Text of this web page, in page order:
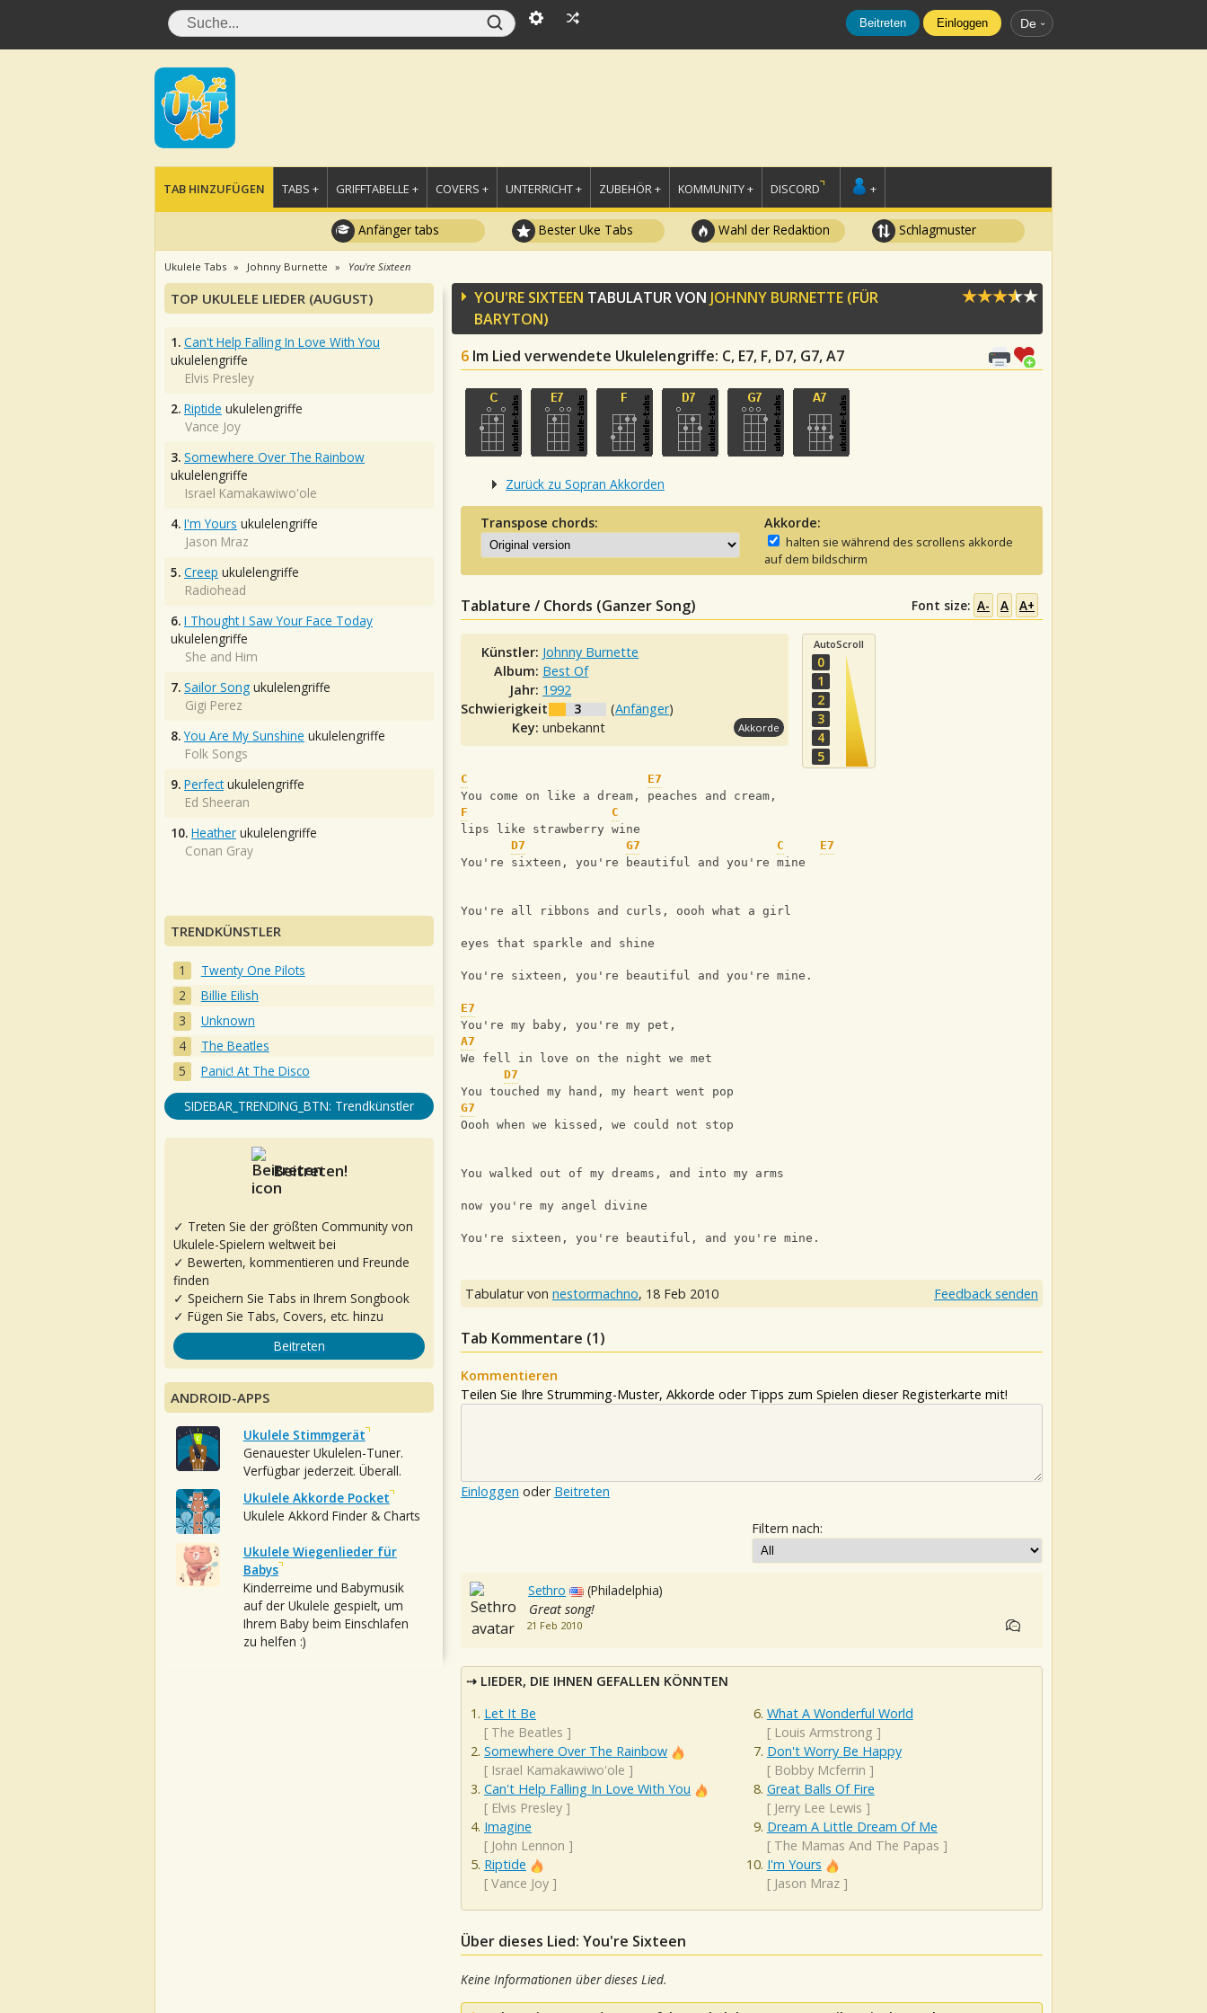
Beitreten Einloggen De
TAB HINZUFÜGEN TABS + GRIFFTABELLE + COVERS + UNTERRICHT + ZUBEHÖR + KOMMUNITY + DISCORD +
Anfänger tabs Bester Uke Tabs Wahl der Redaktion Schlagmuster
Ukulele Tabs Johnny Burnette You're Sixteen
YOU'RE SIXTEEN TABULATUR VON JOHNNY BURNETTE (FÜR
BARYTON)
6 Im Lied verwendete Ukulelengriffe: C, E7, F, D7, G7, A7
Zurück zu Sopran Akkorden
Transpose chords: Akkorde:
halten sie während des scrollens akkorde
auf dem bildschirm
Tablature / Chords (Ganzer Song) Font size: A- A A+
Künstler: Johnny Burnette
Album: Best Of
Jahr: 1992
Schwierigkeit:
3 (Anfänger)
Key:unbekannt Akkorde
AutoScroll
0
1
2
3
4
5
C
E7
You come on like a dream, peaches and cream,
F
C
lips like strawberry wine
D7
G7 C
E7
You're sixteen, you're beautiful and you're mine
You're all ribbons and curls, oooh what a girl
eyes that sparkle and shine
You're sixteen, you're beautiful and you're mine.
E7
You're my baby, you're my pet,
A7
We fell in love on the night we met
D7
You touched my hand, my heart went pop
G7
Oooh when we kissed, we could not stop
You walked out of my dreams, and into my arms
now you're my angel divine
You're sixteen, you're beautiful, and you're mine.
Tabulatur von nestormachno, 18 Feb 2010 Feedback senden
Tab Kommentare (1)
Kommentieren
Teilen Sie Ihre Strumming-Muster, Akkorde oder Tipps zum Spielen dieser Registerkarte mit!
Einloggen oder Beitreten
Filtern nach:
Sethro
(Philadelphia)
Great song!
21 Feb 2010
LIEDER, DIE IHNEN GEFALLEN KÖNNTEN
Let It Be
[ The Beatles ]
Somewhere Over The Rainbow
[ Israel Kamakawiwo'ole ]
Can't Help Falling In Love With You
[ Elvis Presley ]
Imagine
[ John Lennon ]
Riptide
[ Vance Joy ]
What A Wonderful World
[ Louis Armstrong ]
Don't Worry Be Happy
[ Bobby Mcferrin ]
Great Balls Of Fire
[ Jerry Lee Lewis ]
Dream A Little Dream Of Me
[ The Mamas And The Papas ]
I'm Yours
[ Jason Mraz]
Über dieses Lied: You're Sixteen
Keine Informationen über dieses Lied.
TOP UKULELE LIEDER (AUGUST)
1. Can't Help Falling In Love With You
ukulelengriffe
Elvis Presley
2. Riptide ukulelengriffe
Vance Joy
3. Somewhere Over The Rainbow
ukulelengriffe
Israel Kamakawiwo'ole
4. I'm Yours ukulelengriffe
Jason Mraz
5. Creep ukulelengriffe
Radiohead
6. I Thought I Saw Your Face Today
ukulelengriffe
She and Him
7. Sailor Song ukulelengriffe
Gigi Perez
8. You Are My Sunshine ukulelengriffe
Folk Songs
9. Perfectukulelengriffe
Ed Sheeran
10. Heather ukulelengriffe
Conan Gray
TRENDKÜNSTLER
Twenty One Pilots
Billie Eilish
Unknown
The Beatles
Panic! At The Disco
SIDEBAR_TRENDING_BTN: Trendkünstler
Beitreten!
✓ Treten Sie der größten Community von
Ukulele-Spielern weltweit bei
✓ Bewerten, kommentieren und Freunde
finden
✓ Speichern Sie Tabs in Ihrem Songbook
✓ Fügen Sie Tabs, Covers, etc. hinzu
Beitreten
ANDROID-APPS
Ukulele Stimmgerät
Genauester Ukulelen-Tuner.
Verfügbar jederzeit. Überall.
Ukulele Akkorde Pocket
Ukulele Akkord Finder & Charts
Ukulele Wiegenlieder für
Babys
Kinderreime und Babymusik
auf der Ukulele gespielt, um
Ihrem Baby beim Einschlafen
zu helfen :)